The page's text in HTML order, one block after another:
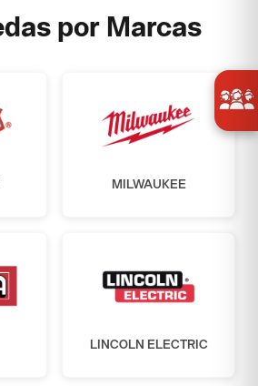
por Marcas
MILWAUKEE
LINCOLN ELECTRIC